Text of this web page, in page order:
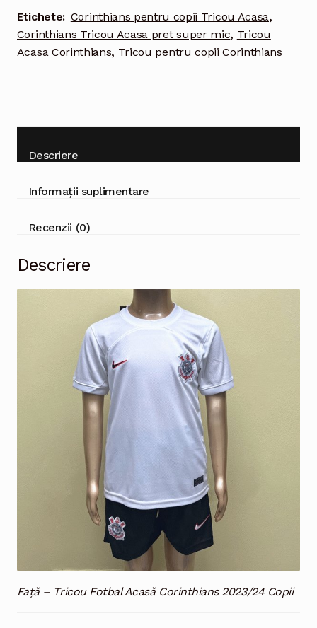
Pantaloni
scurti
Etichete: Corinthians pentru copii Tricou Acasa,
Corinthians Tricou Acasa pret super mic, Tricou
Acasa Corinthians, Tricou pentru copii Corinthians
Descriere
Informații suplimentare
Recenzii (0)
Descriere
Față – Tricou Fotbal Acasă Corinthians 2023/24 Copii